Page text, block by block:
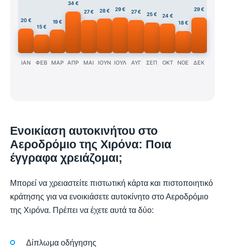
20 €
ΙΑΝ
15 €
ΦΕΒ
19 €
ΜΑΡ
34 €
ΑΠΡ
27 €
ΜΑΙ
28 €
ΙΟΥΝ
29 €
ΙΟΥΛ
27 €
ΑΥΓ
25 €
ΣΕΠ
24 €
ΟΚΤ
18 €
ΝΟΕ
29 €
ΔΕΚ
Ενοικίαση αυτοκινήτου στο
Αεροδρόμιο της Χιρόνα: Ποια
έγγραφα χρειάζομαι;
Μπορεί να χρειαστείτε πιστωτική κάρτα και πιστοποιητικό
κράτησης για να ενοικιάσετε αυτοκίνητο στο Αεροδρόμιο
της Χιρόνα. Πρέπει να έχετε αυτά τα δύο:
Δίπλωμα οδήγησης